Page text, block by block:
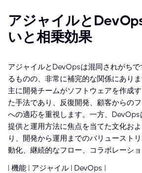
アジャイルと
いと相乗効果
アジャイルとDevOpsは混同されがち
るものの、非常に補完的な関係にありま
主に開発チームがソフトウェアを作成
た手法であり、反復開発、顧客からの
への適応を重視します。一方、
提供と運用方法に焦点を当てた文化お
り、開発から運用までのバリュースト
動化、継続的なフロー、コラボレーショ
| 機能 | アジャイル | DevOps |